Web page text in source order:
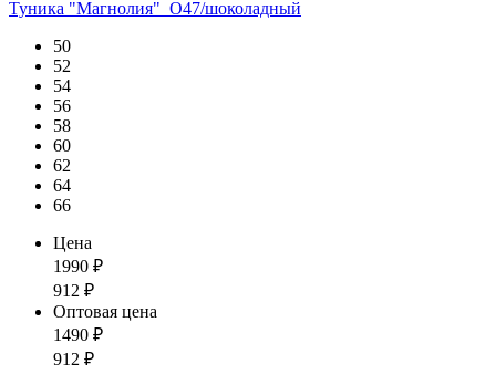
Туника "Магнолия"_О47/шоколадный
50
52
54
56
58
60
62
64
66
Цена
1990 ₽
912 ₽
Оптовая цена
1490 ₽
912 ₽